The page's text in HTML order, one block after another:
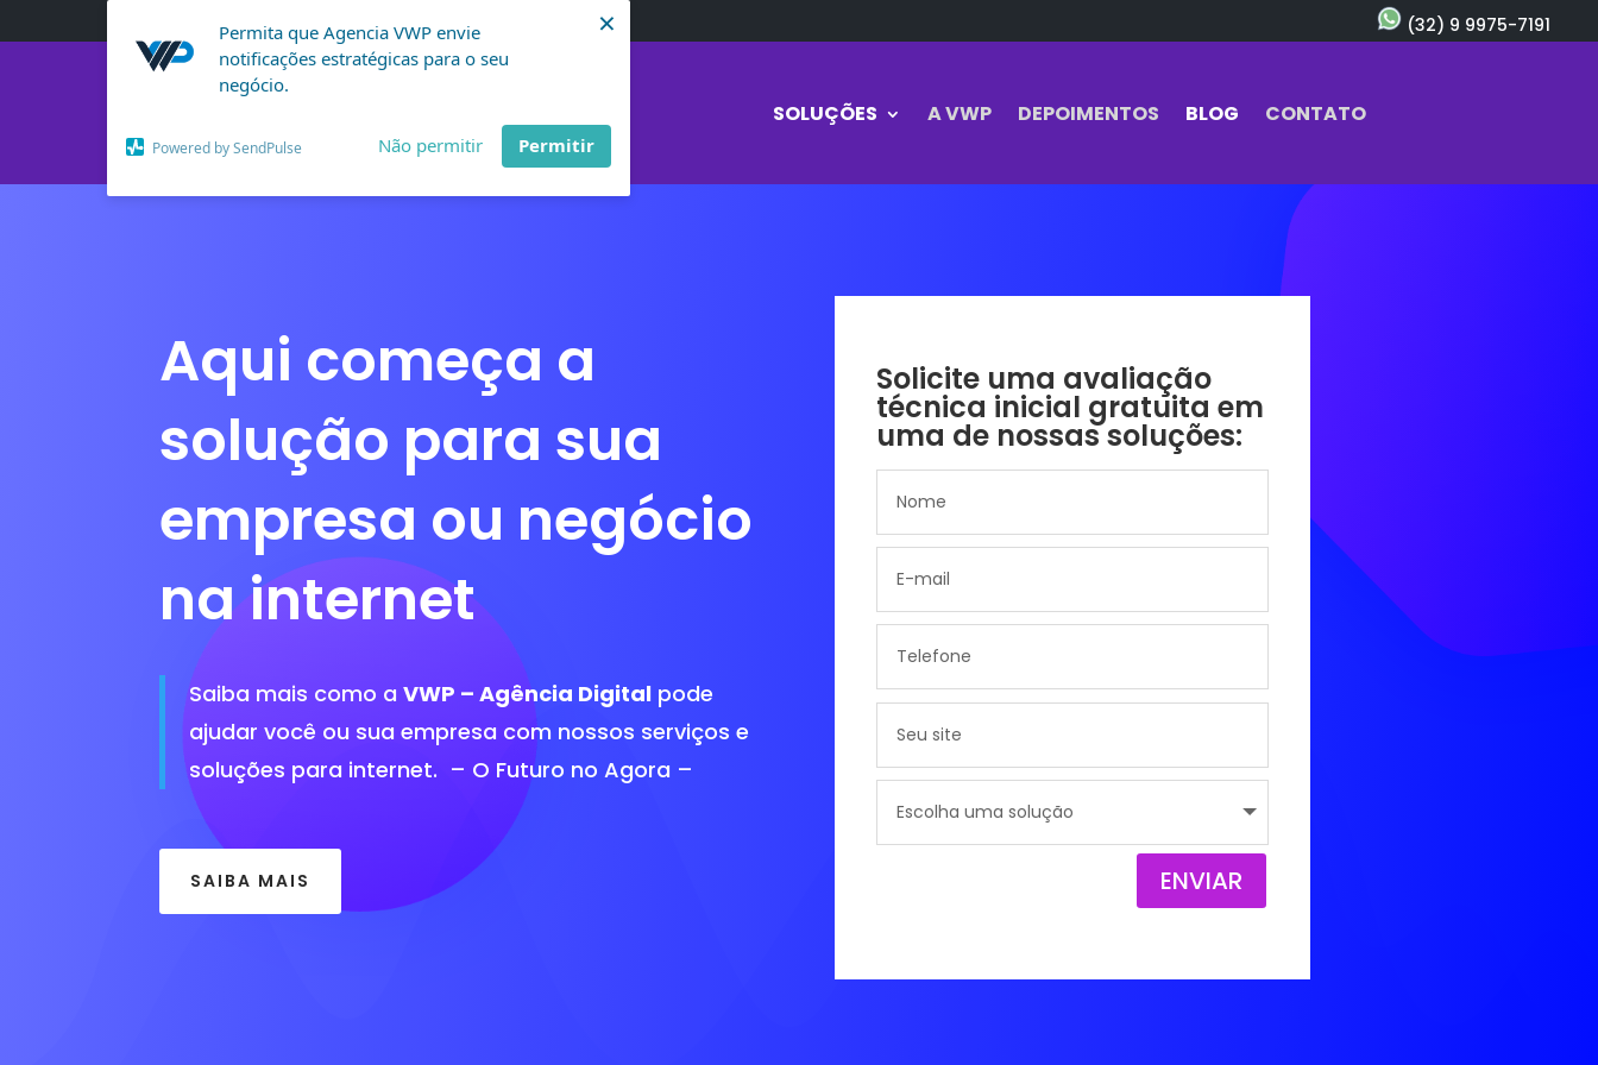
Permita que Agencia VWP envie
notificações estratégicas para o seu
negócio.
Powered by SendPulse Não permitir Permitir
× (32) 9 9975-7191
VWP Agência Digital
SOLUÇÕES A VWP DEPOIMENTOS BLOG CONTATO
Aqui começa a
solução para sua
empresa ou negócio
na internet
Saiba mais como aVWP – Agência Digital pode
ajudar você ou sua empresa com nossos serviços e
soluções para internet. – O Futuro no Agora –
SAIBA MAIS
Solicite uma avaliação
técnica inicial gratuita em
uma de nossas soluções:
ENVIAR